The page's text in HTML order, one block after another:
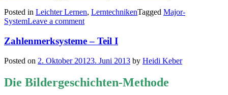
Posted in Leichter Lernen, LerntechnikenTagged Major-
SystemLeave a comment
Zahlenmerksysteme – Teil I
Posted on 2. Oktober 20123. Juni 2013 by Heidi Keber
Die Bildergeschichten-Methode